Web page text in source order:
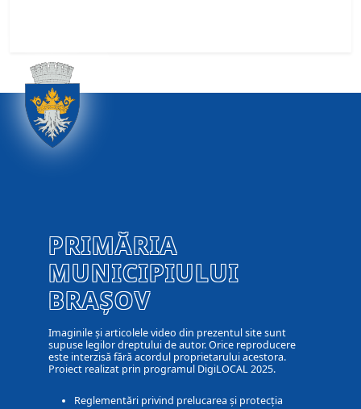
PRIMĂRIA
MUNICIPIULUI
BRAȘOV
Imaginile și articolele video din prezentul site sunt
supuse legilor dreptului de autor. Orice reproducere
este interzisă fără acordul proprietarului acestora.
Proiect realizat prin programul DigiLOCAL 2025.
Reglementări privind prelucarea și protecția